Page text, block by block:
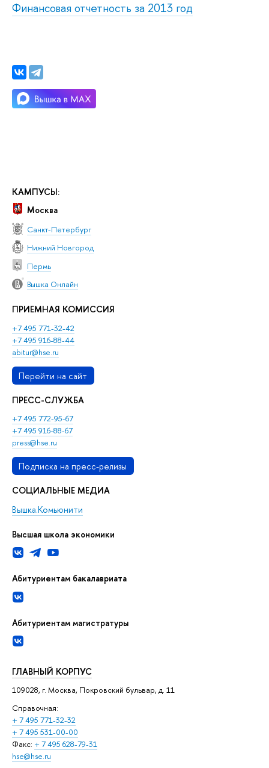
КАМПУСЫ:
Москва
Санкт-Петербург
Нижний Новгород
Пермь
Вышка Онлайн
ПРИЕМНАЯ КОМИССИЯ
+7 495 771-32-42
+7 495 916-88-44
abitur@hse.ru
Перейти на сайт
ПРЕСС-СЛУЖБА
+7 495 772-95-67
+7 495 916-88-67
press@hse.ru
Подписка на пресс-релизы
СОЦИАЛЬНЫЕ МЕДИА
Вышка.Комьюнити
Высшая школа экономики
Абитуриентам бакалавриата
Абитуриентам магистратуры
ГЛАВНЫЙ КОРПУС
109028, г. Москва, Покровский бульвар, д. 11
Справочная:
+ 7 495 771-32-32
+ 7 495 531-00-00
Факс: + 7 495 628-79-31
hse@hse.ru
Финансовая отчетность за 2013 год